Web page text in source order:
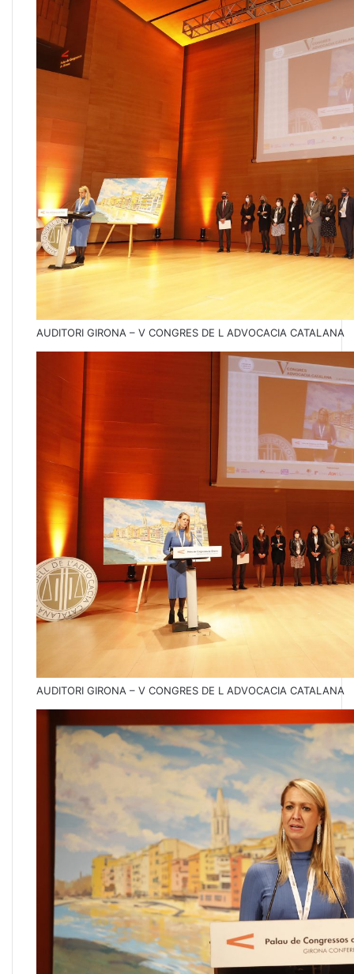
AUDITORI GIRONA – V CONGRES DE L ADVOCACIA CATALANA
AUDITORI GIRONA – V CONGRES DE L ADVOCACIA CATALANA